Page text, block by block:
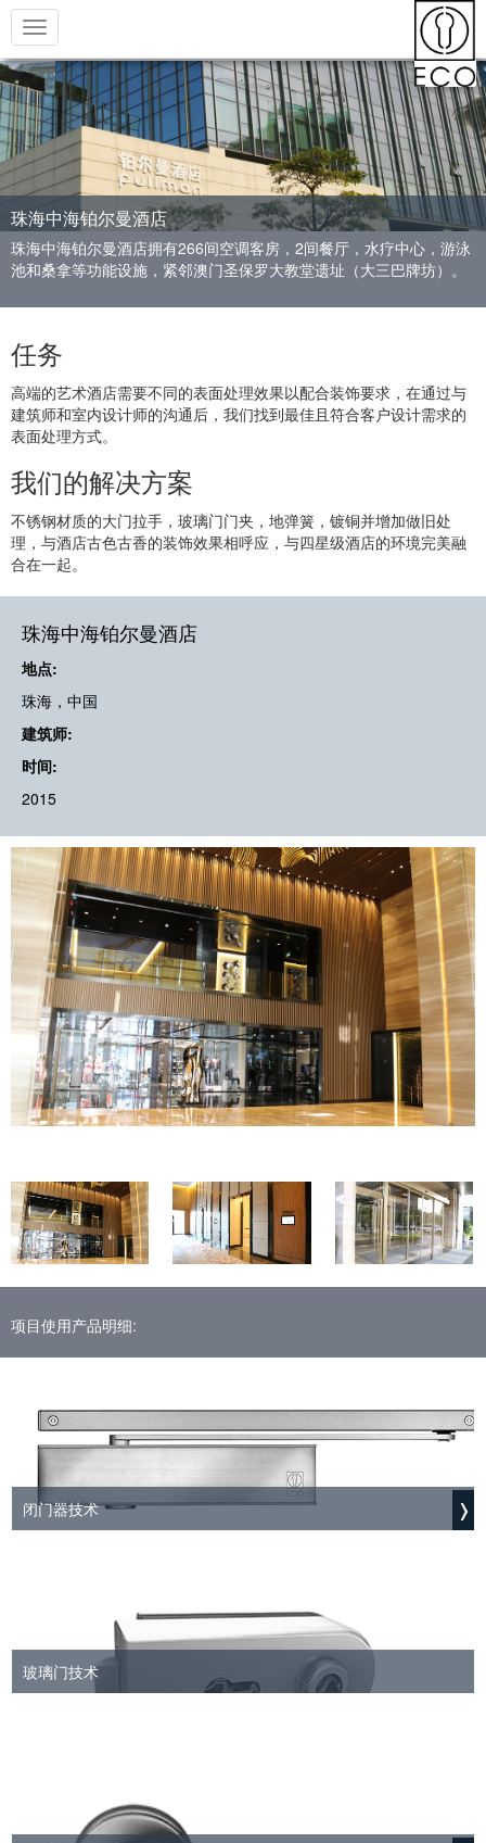
Toggle
navigation
珠海中海铂尔曼酒店
珠海中海铂尔曼酒店拥有266间空调客房，2间餐厅，水疗中心，游泳
池和桑拿等功能设施，紧邻澳门圣保罗大教堂遗址（大三巴牌坊）。
任务
高端的艺术酒店需要不同的表面处理效果以配合装饰要求，在通过与
建筑师和室内设计师的沟通后，我们找到最佳且符合客户设计需求的
表面处理方式。
我们的解决方案
不锈钢材质的大门拉手，玻璃门门夹，地弹簧，镀铜并增加做旧处
理，与酒店古色古香的装饰效果相呼应，与四星级酒店的环境完美融
合在一起。
珠海中海铂尔曼酒店
地点:
珠海，中国
建筑师:
时间:
2015
项目使用产品明细:
闭门器技术
玻璃门技术